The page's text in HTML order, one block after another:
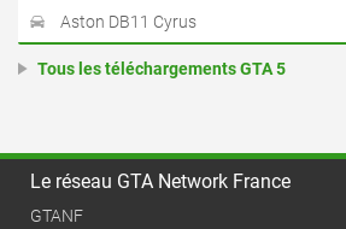
Aston DB11 Cyrus
Tous les téléchargements GTA 5
Le réseau GTA Network France
GTANF